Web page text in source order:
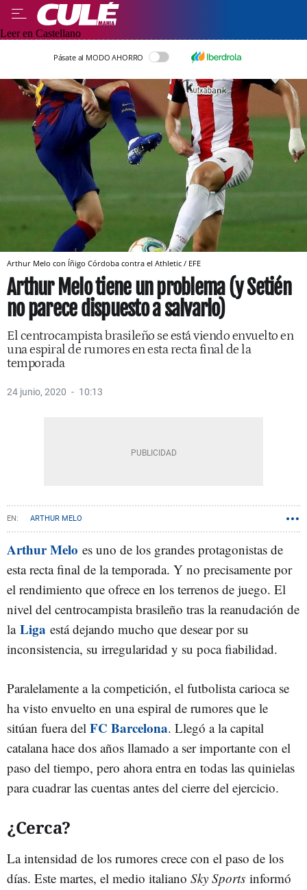
Leer en Castellano
Pásate al MODO AHORRO
Arthur Melo con Íñigo Córdoba contra el Athletic / EFE
Arthur Melo tiene un problema (y Setién
no parece dispuesto a salvarlo)
El centrocampista brasileño se está viendo envuelto en
una espiral de rumores en esta recta final de la
temporada
24 junio, 2020 10:13
ARTHUR MELO
Arthur Melo es uno de los grandes protagonistas de
esta recta final de la temporada. Y no precisamente por
el rendimiento que ofrece en los terrenos de juego. El
nivel del centrocampista brasileño tras la reanudación de
la Liga está dejando mucho que desear por su
inconsistencia, su irregularidad y su poca fiabilidad.
Paralelamente a la competición, el futbolista carioca se
ha visto envuelto en una espiral de rumores que le
sitúan fuera del FC Barcelona. Llegó a la capital
catalana hace dos años llamado a ser importante con el
paso del tiempo, pero ahora entra en todas las quinielas
para cuadrar las cuentas antes del cierre del ejercicio.
¿Cerca?
La intensidad de los rumores crece con el paso de los
días. Este martes, el medio italiano Sky Sports informó